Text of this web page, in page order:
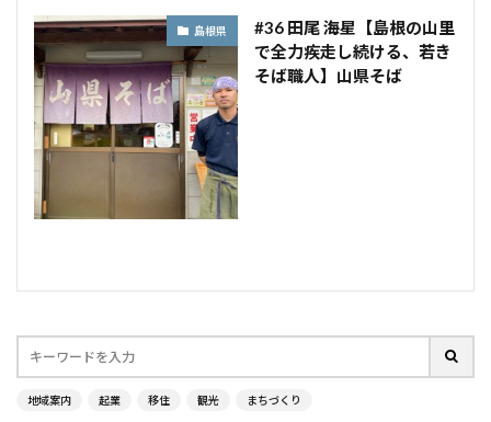
島根県
#36 田尾 海星【島根の山里
で全力疾走し続ける、若き
そば職人】山県そば
地域案内 起業 移住 観光 まちづくり